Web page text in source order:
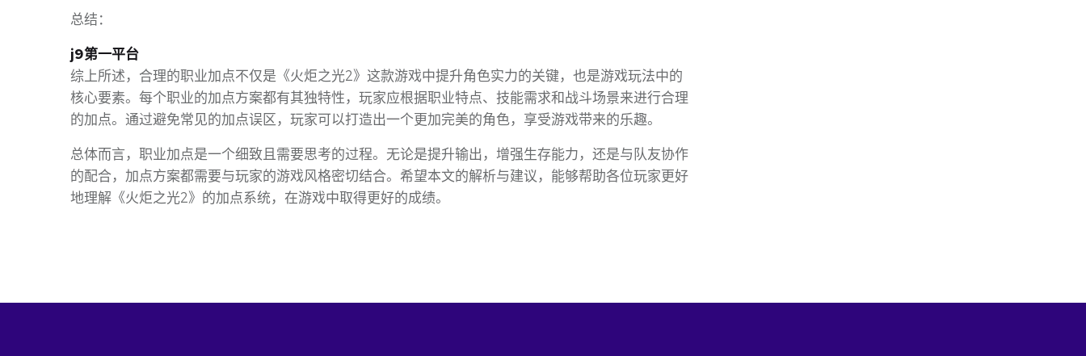
总结：
j9第一平台
综上所述，合理的职业加点不仅是《火炬之光2》这款游戏中提升角色实力的关键，也是游戏玩法中的
核心要素。每个职业的加点方案都有其独特性，玩家应根据职业特点、技能需求和战斗场景来进行合理
的加点。通过避免常见的加点误区，玩家可以打造出一个更加完美的角色，享受游戏带来的乐趣。
总体而言，职业加点是一个细致且需要思考的过程。无论是提升输出，增强生存能力，还是与队友协作
的配合，加点方案都需要与玩家的游戏风格密切结合。希望本文的解析与建议，能够帮助各位玩家更好
地理解《火炬之光2》的加点系统，在游戏中取得更好的成绩。